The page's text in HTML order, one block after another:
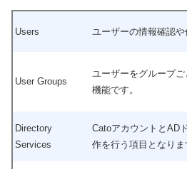
Users ユーザーの情報確認や
User Groups
ユーザーをグループ
機能です。
Directory
Services
CatoアカウントとAD
作を行う項目となりま